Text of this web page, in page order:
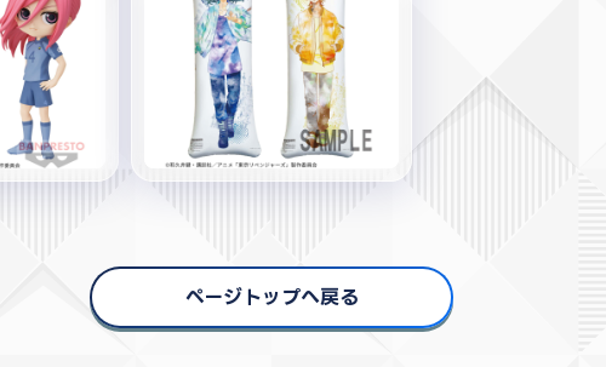
ページトップへ戻る